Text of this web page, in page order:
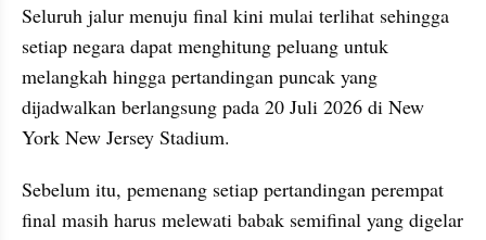
Seluruh jalur menuju final kini mulai terlihat sehingga
setiap negara dapat menghitung peluang untuk
melangkah hingga pertandingan puncak yang
dijadwalkan berlangsung pada 20 Juli 2026 di New
York New Jersey Stadium.
Sebelum itu, pemenang setiap pertandingan perempat
final masih harus melewati babak semifinal yang digelar